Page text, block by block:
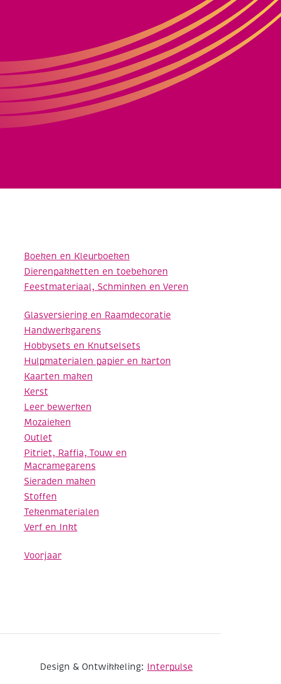
Boeken en Kleurboeken
Dierenpakketten en toebehoren
Feestmateriaal, Schminken en Veren
Glasversiering en Raamdecoratie
Handwerkgarens
Hobbysets en Knutselsets
Hulpmaterialen papier en karton
Kaarten maken
Kerst
Leer bewerken
Mozaieken
Outlet
Pitriet, Raffia, Touw en
Macramegarens
Sieraden maken
Stoffen
Tekenmaterialen
Verf en Inkt
Voorjaar
Design & Ontwikkeling: Interpulse